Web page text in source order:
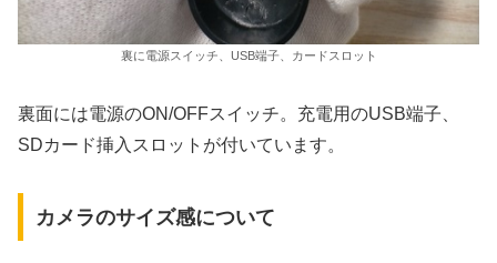
裏に電源スイッチ、USB端子、カードスロット
裏面には電源のON/OFFスイッチ。充電用のUSB端子、
SDカード挿入スロットが付いています。
カメラのサイズ感について